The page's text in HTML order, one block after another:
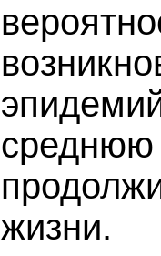
среднюю
жизни.